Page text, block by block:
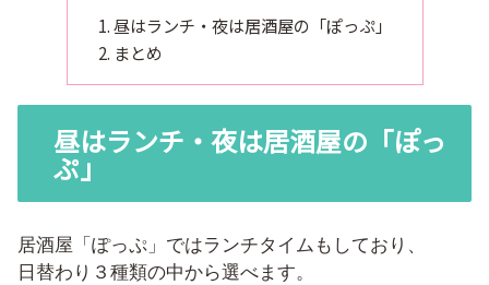
昼はランチ・夜は居酒屋の「ぽっぷ」
まとめ
昼はランチ・夜は居酒屋の「ぽっ
ぷ」
居酒屋「ぽっぷ」ではランチタイムもしており、
日替わり３種類の中から選べます。